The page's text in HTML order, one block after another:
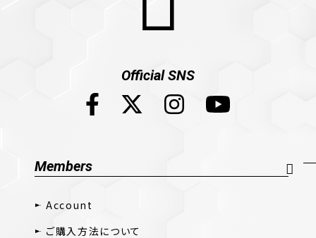
Official SNS
Members
Account
ご購入方法について